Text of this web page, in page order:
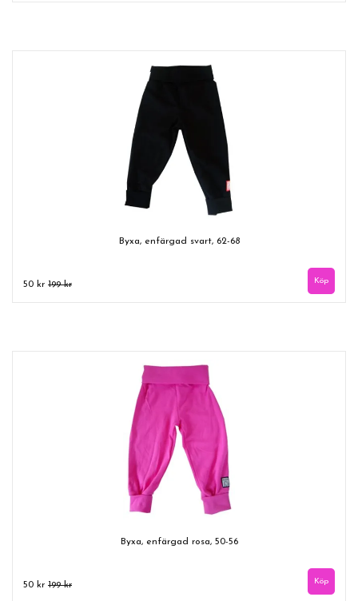
Byxa, enfärgad svart, 62-68
50 kr 199 kr
Byxa, enfärgad rosa, 50-56
50 kr 199 kr